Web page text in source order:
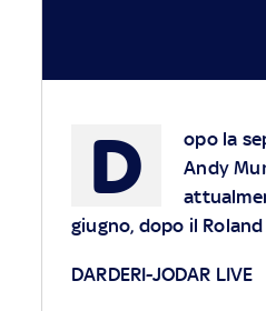
D
opo la
Andy
giugno, dopo il
DARDERI-JODAR LIVE